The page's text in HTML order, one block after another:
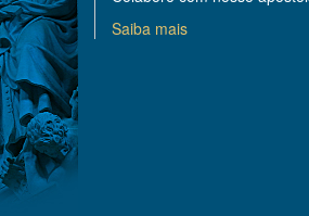
Saiba mais